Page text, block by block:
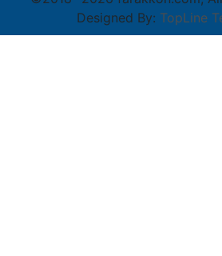
Designed By: TopLine